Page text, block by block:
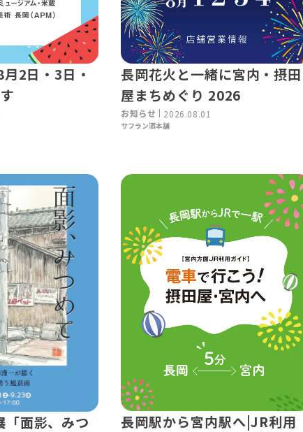
2日・3日・
長岡花火と一緒に宮内・摂田
屋まちめぐり 2026
お知らせ 2026.08.01
サフラン酒本舗
「面影、みつ
長岡駅から宮内駅へ|JR利用